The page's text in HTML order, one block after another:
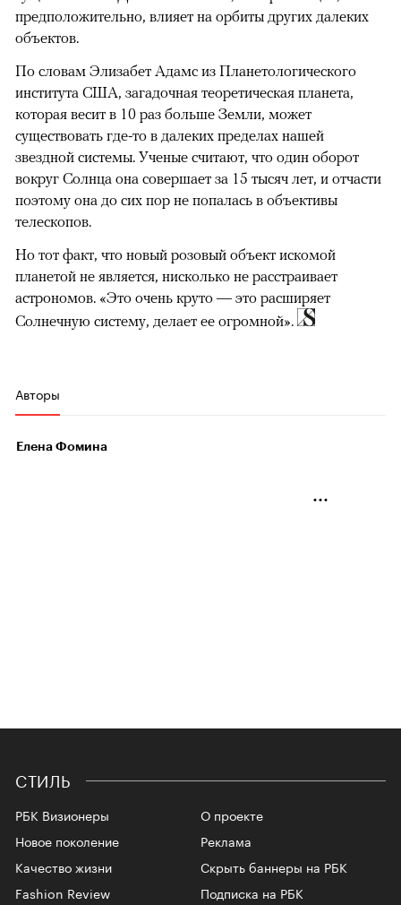
предположительно, влияет на орбиты других далеких
объектов.
По словам Элизабет Адамс из Планетологического
института США, загадочная теоретическая планета,
которая весит в 10 раз больше Земли, может
существовать где-то в далеких пределах нашей
звездной системы. Ученые считают, что один оборот
вокруг Солнца она совершает за 15 тысяч лет, и отчасти
поэтому она до сих пор не попалась в объективы
телескопов.
Но тот факт, что новый розовый объект искомой
планетой не является, нисколько не расстраивает
астрономов. «Это очень круто — это расширяет
Солнечную систему, делает ее огромной».
Авторы
Елена Фомина
СТИЛЬ
РБК Визионеры
Новое поколение
Качество жизни
Fashion Review
О проекте
Реклама
Скрыть баннеры на РБК
Подписка на РБК